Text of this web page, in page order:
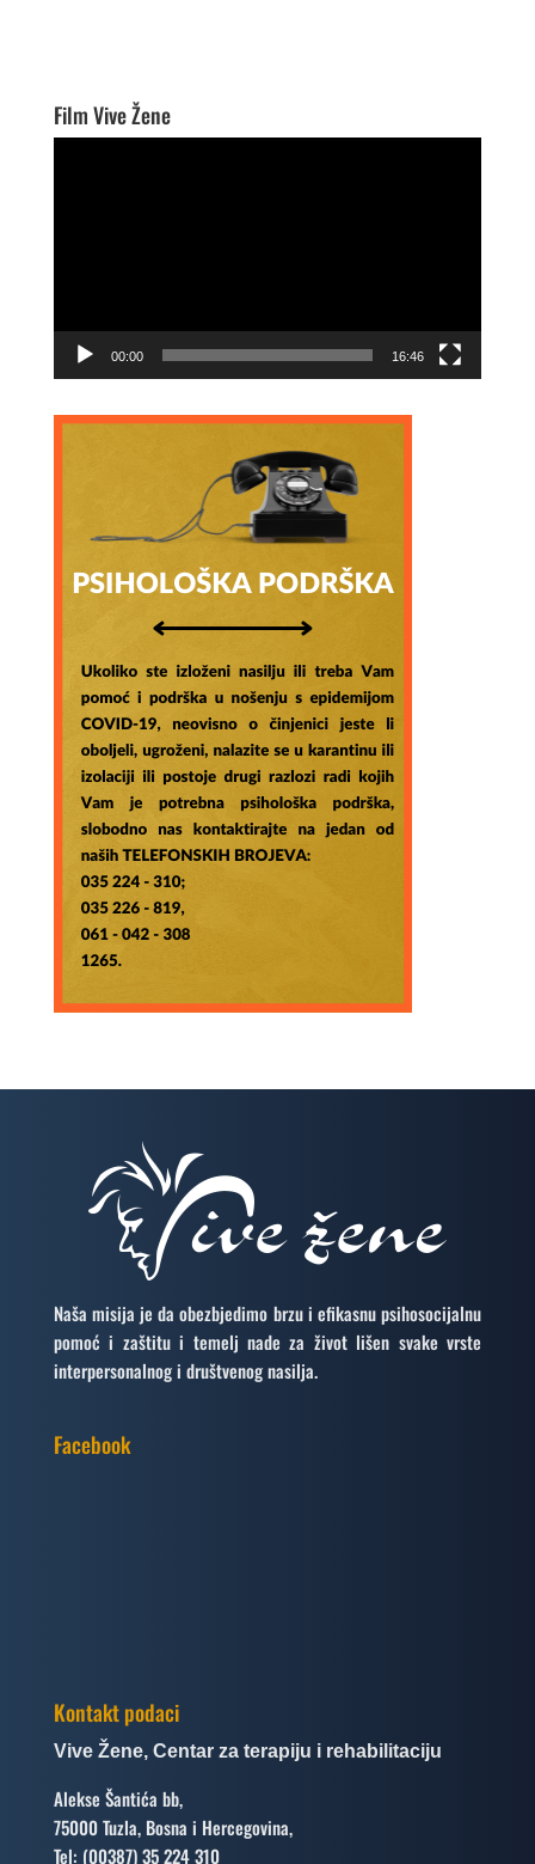
Film Vive Žene
00:00 16:46
Naša misija je da obezbjedimo brzu i efikasnu psihosocijalnu
pomoć i zaštitu i temelj nade za život lišen svake vrste
interpersonalnog i društvenog nasilja.
Facebook
Kontakt podaci
Vive Žene, Centar za terapiju i rehabilitaciju
Alekse Šantića bb,
75000 Tuzla, Bosna i Hercegovina,
Tel: (00387) 35 224 310